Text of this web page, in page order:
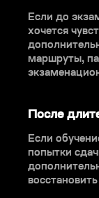
Если до
хочется
маршруты,
После
Если
попытки